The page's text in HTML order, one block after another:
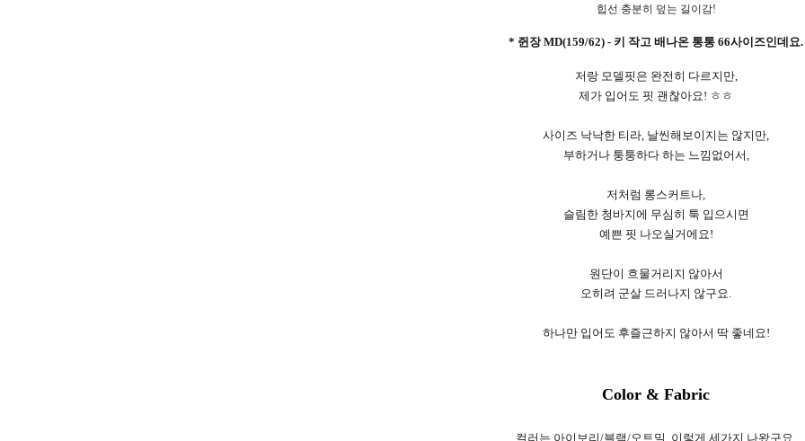
힙선 충분히 덮는 길이감!
* 쥔장 MD(159/62) - 키 작고 배나온 통통 66사이즈인데요.
저랑 모델핏은 완전히 다르지만,
제가 입어도 핏 괜찮아요! ㅎㅎ
사이즈 낙낙한 티라, 날씬해보이지는 않지만,
부하거나 퉁퉁하다 하는 느낌없어서,
저처럼 롱스커트나,
슬림한 청바지에 무심히 툭 입으시면
예쁜 핏 나오실거에요!
원단이 흐물거리지 않아서
오히려 군살 드러나지 않구요.
하나만 입어도 후즐근하지 않아서 딱 좋네요!
Color & Fabric
컬러는 아이보리/블랙/오트밀. 이렇게 세가지 나왔구요.